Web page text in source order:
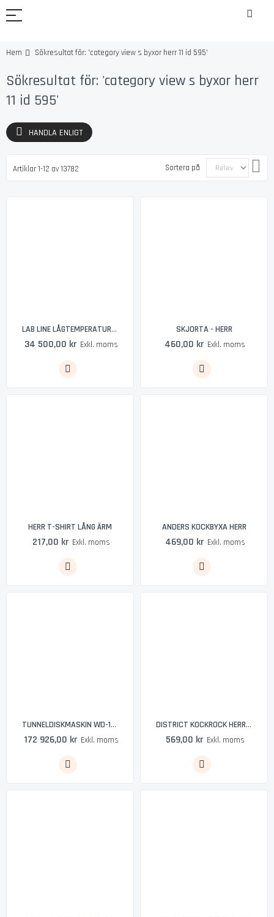
Hem Sökresultat för: 'category view s byxor herr 11 id 595'
Sökresultat för: 'category view s byxor herr
11 id 595'
Artiklar1-12 av13782 Sortera på
LAB LINE LÅGTEMPERATURFRYS PRO 11 - COLIA
34 500,00 kr Exkl. moms
SKJORTA - HERR
460,00 kr Exkl. moms
HERR T-SHIRT LÅNG ÄRM
217,00 kr Exkl. moms
ANDERS KOCKBYXA HERR
469,00 kr Exkl. moms
TUNNELDISKMASKIN WD-11 - WEXIÖDISK
172 926,00 kr Exkl. moms
DISTRICT KOCKROCK HERR, TVÄTTAD BLÅ
569,00 kr Exkl. moms
HANDLA ENLIGT